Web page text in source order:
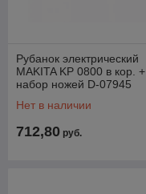
Рубанок электрический
MAKITA KP 0800 в кор. +
набор ножей D-07945
Нет в наличии
712,80 руб.